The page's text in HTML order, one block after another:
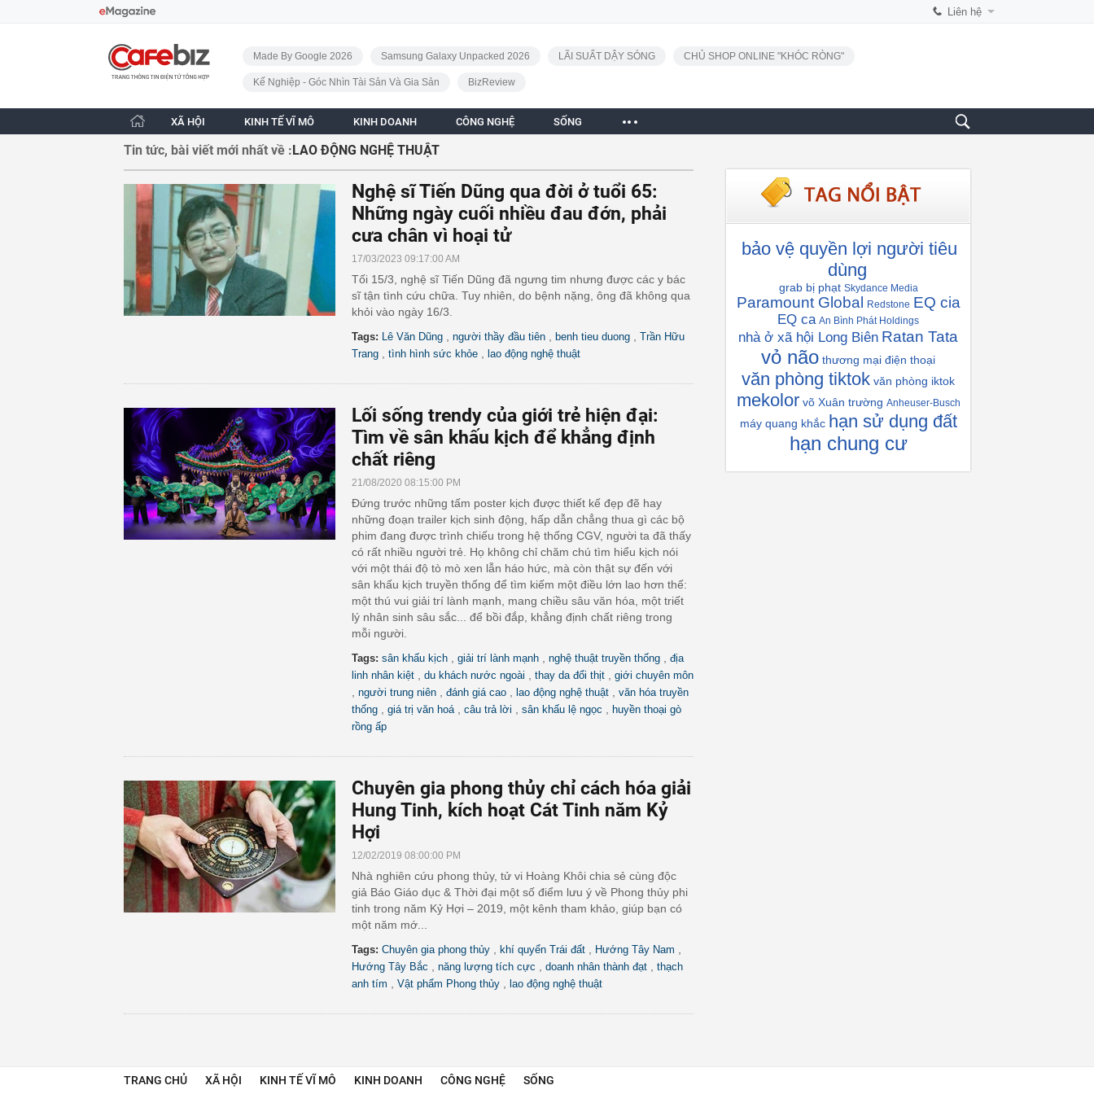
Liên hệ
CafeBiz - Trang chủ
Made By Google 2026
Samsung Galaxy Unpacked 2026 LÃI SUẤT DẬY SÓNG CHỦ SHOP ONLINE "KHÓC RÒNG"
Kế Nghiệp - Góc Nhìn Tài Sản Và Gia Sản BizReview
XÃ HỘI KINH TẾ VĨ MÔ KINH DOANH CÔNG NGHỆ SỐNG
Tin tức, bài viết mới nhất về :LAO ĐỘNG NGHỆ THUẬT
Nghệ sĩ Tiến Dũng qua đời ở tuổi 65:
Những ngày cuối nhiều đau đớn, phải
cưa chân vì hoại tử
17/03/2023 09:17:00 AM
Tối 15/3, nghệ sĩ Tiến Dũng đã ngưng tim nhưng được các y bác
sĩ tận tình cứu chữa. Tuy nhiên, do bệnh nặng, ông đã không qua
khỏi vào ngày 16/3.
Tags: Lê Văn Dũng người thầy đầu tiên benh tieu duong
Trần Hữu
Trang
tình hình sức khỏe lao động nghệ thuật
Lối sống trendy của giới trẻ hiện đại:
Tìm về sân khấu kịch để khẳng định
chất riêng
21/08/2020 08:15:00 PM
Đứng trước những tấm poster kịch được thiết kế đẹp đẽ hay
những đoạn trailer kịch sinh động, hấp dẫn chẳng thua gì các bộ
phim đang được trình chiếu trong hệ thống CGV, người ta đã thấy
có rất nhiều người trẻ. Họ không chỉ chăm chú tìm hiểu kịch nói
với một thái độ tò mò xen lẫn háo hức, mà còn thật sự đến với
sân khấu kịch truyền thống để tìm kiếm một điều lớn lao hơn thế:
một thú vui giải trí lành mạnh, mang chiều sâu văn hóa, một triết
lý nhân sinh sâu sắc... để bồi đắp, khẳng định chất riêng trong
mỗi người.
Tags: sân khấu kịch giải trí lành mạnh nghệ thuật truyền thống
địa
linh nhân kiệt
du khách nước ngoài thay da đổi thịt giới chuyên môn
người trung niên đánh giá cao lao động nghệ thuật
văn hóa truyền
thống
giá trị văn hoá câu trả lời sân khấu lệ ngọc
huyền thoại gò
rồng ấp
Chuyên gia phong thủy chỉ cách hóa giải
Hung Tinh, kích hoạt Cát Tinh năm Kỷ
Hợi
12/02/2019 08:00:00 PM
Nhà nghiên cứu phong thủy, tử vi Hoàng Khôi chia sẻ cùng độc
giả Báo Giáo dục & Thời đại một số điểm lưu ý về Phong thủy phi
tinh trong năm Kỷ Hợi – 2019, một kênh tham khảo, giúp bạn có
một năm mớ...
Tags: Chuyên gia phong thủy khí quyển Trái đất Hướng Tây Nam
Hướng Tây Bắc năng lượng tích cực doanh nhân thành đạt
thạch
anh tím
Vật phẩm Phong thủy lao động nghệ thuật
bảo vệ quyền lợi người tiêu
dùng
grab bị phạt Skydance Media
Paramount Global Redstone EQ cia
EQ ca An Bình Phát Holdings
nhà ở xã hội Long Biên Ratan Tata
vỏ não thương mại điện thoại
văn phòng tiktok văn phòng iktok
mekolor võ Xuân trường Anheuser-Busch
máy quang khắc hạn sử dụng đất
hạn chung cư
TRANG CHỦ XÃ HỘI KINH TẾ VĨ MÔ KINH DOANH CÔNG NGHỆ SỐNG